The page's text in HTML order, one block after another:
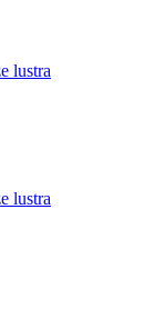
lustra
lustra